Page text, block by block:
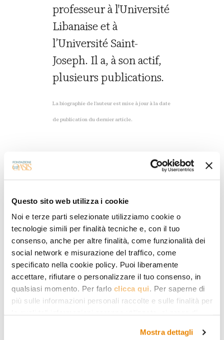
Questo sito web utilizza i cookie
Noi e terze parti selezionate utilizziamo cookie o
tecnologie simili per finalità tecniche e, con il tuo
consenso, anche per altre finalità, come funzionalità dei
social network e misurazione del traffico, come
specificato nella cookie policy. Puoi liberamente
accettare, rifiutare o personalizzare il tuo consenso, in
qualsiasi momento. Per farlo clicca qui. Per saperne di
più sulle informazioni personali raccolte e sulle finalità per
Mostra dettagli
professeur à l'Université
Libanaise et à
l’Université Saint-
Joseph. Il a, à son actif,
plusieurs publications.
La biographie de l’auteur est mise à jour à la date
de publication du dernier article.
Tous les articles
« L’Islam et les
pencher sur eux-mêmes »